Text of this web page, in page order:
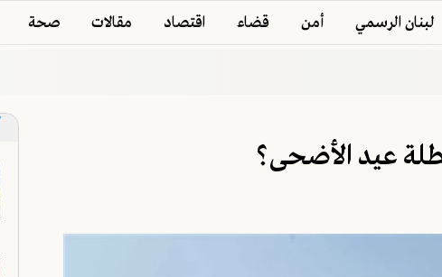
لبنان الرسمي أمن قضاء اقتصاد مقالات صحة
عيد الأضحى؟